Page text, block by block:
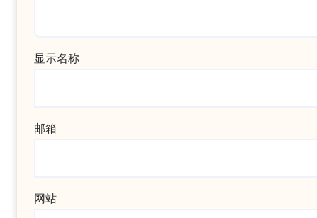
显示名称
邮箱
网站